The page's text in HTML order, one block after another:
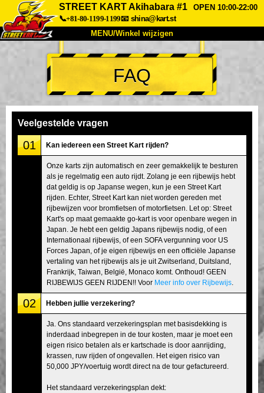
STREET KART Akihabara #1
OPEN 10:00-22:00
📞+81-80-1199-1199📧 shina@kart.st
MENU/Winkel wijzigen
TOP
Over Specificaties Prijzen
Bedrijf
Tokyo Shinagawa Tokyo Akihabara#1
Tokyo Akihabara#2 Tokyo Shibuya
Tokyo Shibuya Annex Tokyo Bay
Tokyo Asakusa Osaka
Okinawa
FAQ
Veelgestelde vragen
01 Kan iedereen een Street Kart rijden?
Onze karts zijn automatisch en zeer gemakkelijk te besturen
als je regelmatig een auto rijdt. Zolang je een rijbewijs hebt
dat geldig is op Japanse wegen, kun je een Street Kart
rijden. Echter, Street Kart kan niet worden gereden met
rijbewijzen voor bromfietsen of motorfietsen. Let op: Street
Kart's op maat gemaakte go-kart is voor openbare wegen in
Japan. Je hebt een geldig Japans rijbewijs nodig, of een
Internationaal rijbewijs, of een SOFA vergunning voor US
Forces Japan, of je eigen rijbewijs en een officiële Japanse
vertaling van het rijbewijs als je uit Zwitserland, Duitsland,
Frankrijk, Taiwan, België, Monaco komt. Onthoud! GEEN
RIJBEWIJS GEEN RIJDEN!! Voor Meer info over Rijbewijs
02 Hebben jullie verzekering?
Ja. Ons standaard verzekeringsplan met basisdekking is
inderdaad inbegrepen in de tour kosten, maar je moet een
eigen risico betalen als er kartschade is door aanrijding,
krassen, ruw rijden of ongevallen. Het eigen risico van
50,000 JPY/voertuig wordt direct na de tour gefactureerd.
Het standaard verzekeringsplan dekt: